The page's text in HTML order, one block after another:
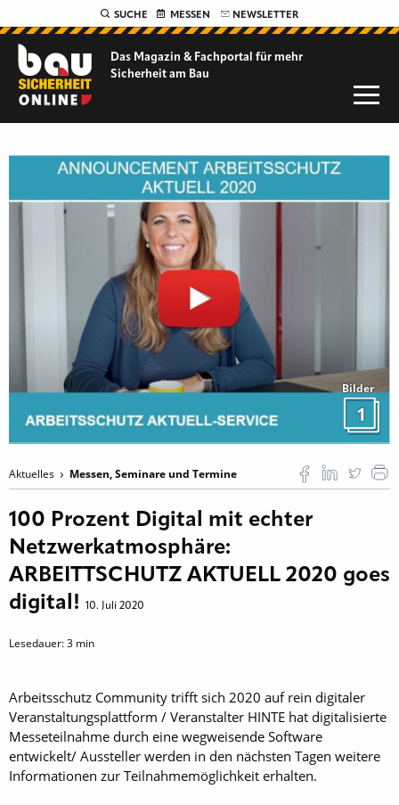
SUCHE MESSEN NEWSLETTER
Das Magazin & Fachportal für mehr
Sicherheit am Bau
Bilder
1
Aktuelles Messen, Seminare und Termine
100 Prozent Digital mit echter
Netzwerkatmosphäre:
ARBEITTSCHUTZ AKTUELL 2020 goes
digital!
10. Juli 2020
Lesedauer:3 min
Arbeitsschutz Community trifft sich 2020 auf rein digitaler
Veranstaltungsplattform / Veranstalter HINTE hat digitalisierte
Messeteilnahme durch eine wegweisende Software
entwickelt/ Aussteller werden in den nächsten Tagen weitere
Informationen zur Teilnahmemöglichkeit erhalten.